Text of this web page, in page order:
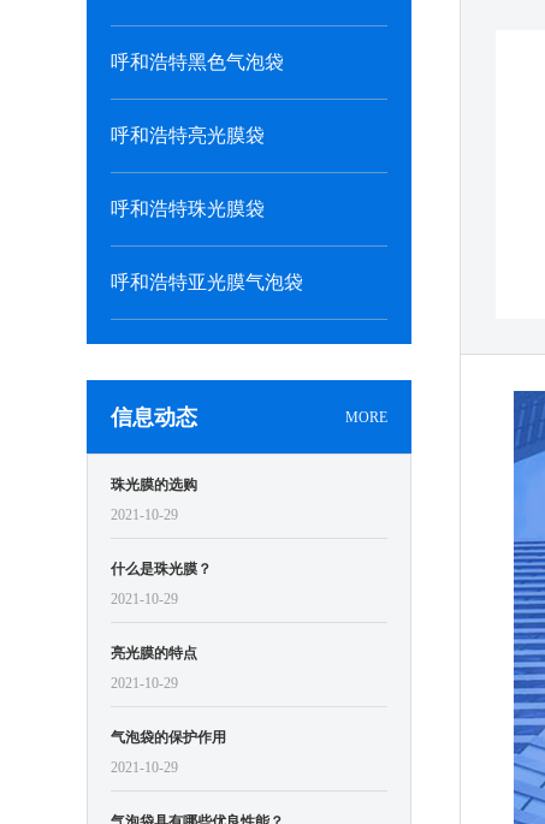
呼和浩特黑色气泡袋
呼和浩特亮光膜袋
呼和浩特珠光膜袋
呼和浩特亚光膜气泡袋
信息动态 MORE
珠光膜的选购
2021-10-29
什么是珠光膜？
2021-10-29
亮光膜的特点
2021-10-29
气泡袋的保护作用
2021-10-29